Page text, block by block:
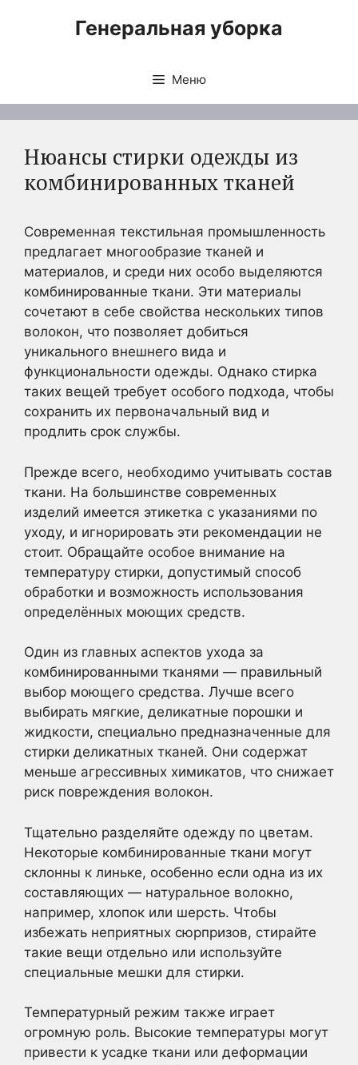
Генеральная уборка
Меню
Нюансы стирки одежды из
комбинированных тканей
Современная текстильная промышленность
предлагает многообразие тканей и
материалов, и среди них особо выделяются
комбинированные ткани. Эти материалы
сочетают в себе свойства нескольких типов
волокон, что позволяет добиться
уникального внешнего вида и
функциональности одежды. Однако стирка
таких вещей требует особого подхода, чтобы
сохранить их первоначальный вид и
продлить срок службы.
Прежде всего, необходимо учитывать состав
ткани. На большинстве современных
изделий имеется этикетка с указаниями по
уходу, и игнорировать эти рекомендации не
стоит. Обращайте особое внимание на
температуру стирки, допустимый способ
обработки и возможность использования
определённых моющих средств.
Один из главных аспектов ухода за
комбинированными тканями — правильный
выбор моющего средства. Лучше всего
выбирать мягкие, деликатные порошки и
жидкости, специально предназначенные для
стирки деликатных тканей. Они содержат
меньше агрессивных химикатов, что снижает
риск повреждения волокон.
Тщательно разделяйте одежду по цветам.
Некоторые комбинированные ткани могут
склонны к линьке, особенно если одна из их
составляющих — натуральное волокно,
например, хлопок или шерсть. Чтобы
избежать неприятных сюрпризов, стирайте
такие вещи отдельно или используйте
специальные мешки для стирки.
Температурный режим также играет
огромную роль. Высокие температуры могут
привести к усадке ткани или деформации